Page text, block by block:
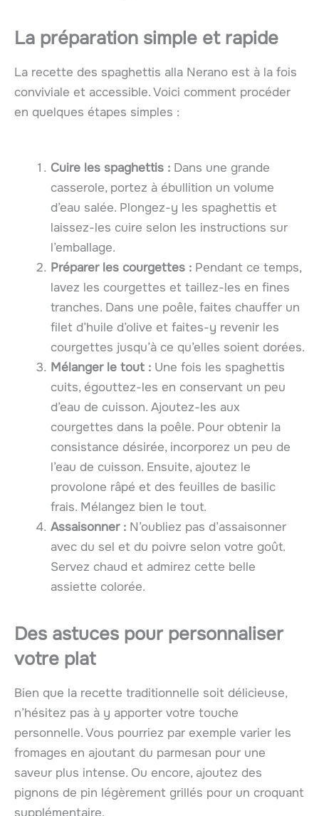
La préparation simple et rapide
La recette des spaghettis alla Nerano est à la fois
conviviale et accessible. Voici comment procéder
en quelques étapes simples :
Cuire les spaghettis : Dans une grande
casserole, portez à ébullition un volume
d’eau salée. Plongez-y les spaghettis et
laissez-les cuire selon les instructions sur
l’emballage.
Préparer les courgettes : Pendant ce temps,
lavez les courgettes et taillez-les en fines
tranches. Dans une poêle, faites chauffer un
filet d’huile d’olive et faites-y revenir les
courgettes jusqu’à ce qu’elles soient dorées.
Mélanger le tout : Une fois les spaghettis
cuits, égouttez-les en conservant un peu
d’eau de cuisson. Ajoutez-les aux
courgettes dans la poêle. Pour obtenir la
consistance désirée, incorporez un peu de
l’eau de cuisson. Ensuite, ajoutez le
provolone râpé et des feuilles de basilic
frais. Mélangez bien le tout.
Assaisonner : N’oubliez pas d’assaisonner
avec du sel et du poivre selon votre goût.
Servez chaud et admirez cette belle
assiette colorée.
Des astuces pour personnaliser
votre plat
Bien que la recette traditionnelle soit délicieuse,
n’hésitez pas à y apporter votre touche
personnelle. Vous pourriez par exemple varier les
fromages en ajoutant du parmesan pour une
saveur plus intense. Ou encore, ajoutez des
pignons de pin légèrement grillés pour un croquant
supplémentaire.